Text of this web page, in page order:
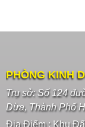
PHÒNG KINH
Trụ sở: Số 124
Dừa, Thành Phố
Địa Điểm : Khu